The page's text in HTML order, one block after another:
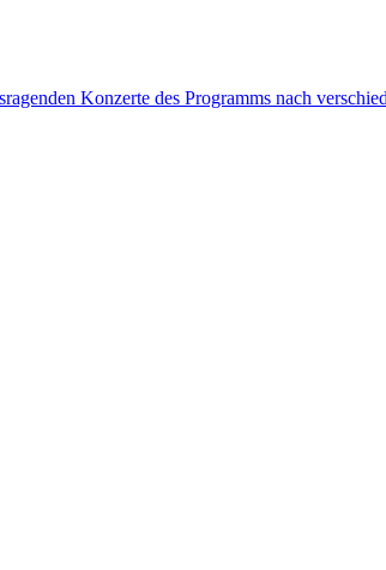
Konzerte des Programms nach